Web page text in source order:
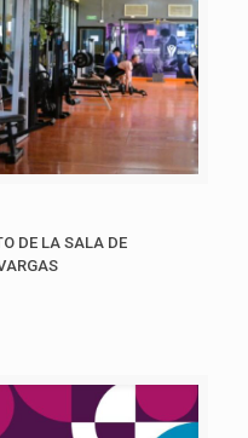
DE LA SALA DE